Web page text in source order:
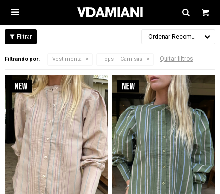

Recomendados
Filtrando por: Vestimenta Tops + Camisas Quitar filtros